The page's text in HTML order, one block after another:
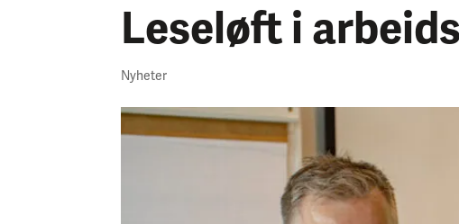
Leseløft i
Nyheter